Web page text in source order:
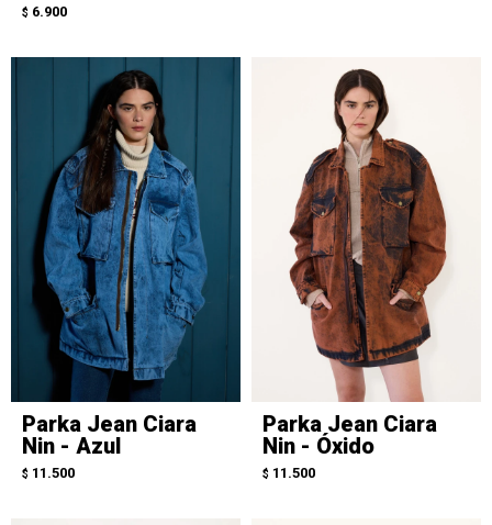
$ 6.900
Parka Jean Ciara
Nin - Azul
$ 11.500
Parka Jean Ciara
Nin - Óxido
$ 11.500